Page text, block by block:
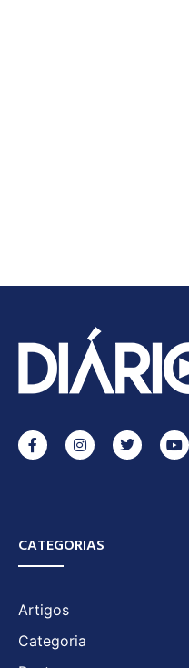
CATEGORIAS
Artigos
Categoria